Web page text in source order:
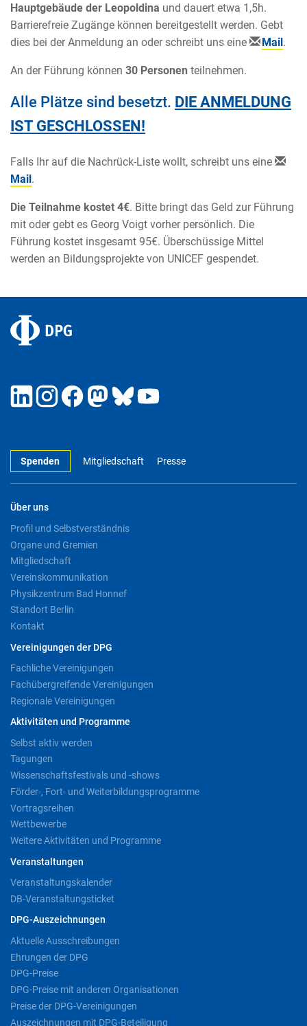
Hauptgebäude der Leopoldina und dauert etwa 1,5h.
Barrierefreie Zugänge können bereitgestellt werden. Gebt
dies bei der Anmeldung an oder schreibt uns eine
Mail.
An der Führung können 30 Personen teilnehmen.
Alle Plätze sind besetzt. DIE ANMELDUNG
IST GESCHLOSSEN!
Falls Ihr auf die Nachrück-Liste wollt, schreibt uns eine
Mail.
Die Teilnahme kostet 4€. Bitte bringt das Geld zur Führung
mit oder gebt es Georg Voigt vorher persönlich. Die
Führung kostet insgesamt 95€. Überschüssige Mittel
werden an Bildungsprojekte von UNICEF gespendet.
Spenden Mitgliedschaft Presse
Über uns
Profil und Selbstverständnis
Organe und Gremien
Mitgliedschaft
Vereinskommunikation
Physikzentrum Bad Honnef
Standort Berlin
Kontakt
Vereinigungen der DPG
Fachliche Vereinigungen
Fachübergreifende Vereinigungen
Regionale Vereinigungen
Aktivitäten und Programme
Selbst aktiv werden
Tagungen
Wissenschaftsfestivals und -shows
Förder-, Fort- und Weiterbildungsprogramme
Vortragsreihen
Wettbewerbe
Weitere Aktivitäten und Programme
Veranstaltungen
Veranstaltungskalender
DB-Veranstaltungsticket
DPG-Auszeichnungen
Aktuelle Ausschreibungen
Ehrungen der DPG
DPG-Preise
DPG-Preise mit anderen Organisationen
Preise der DPG-Vereinigungen
Auszeichnungen mit DPG-Beteiligung